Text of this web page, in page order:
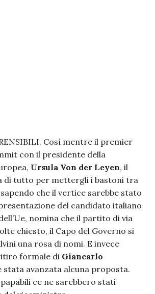
Così mentre il premier
con il presidente della
Ursula Von der Leyen, il
di tutto per mettergli i bastoni tra
che il vertice sarebbe stato
del candidato italiano
nomina che il partito di via
chiesto, il Capo del Governo si
una rosa di nomi. E invece
formale di Giancarlo
stata avanzata alcuna proposta.
ce ne sarebbero stati